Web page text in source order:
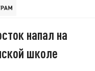
напал на
школе